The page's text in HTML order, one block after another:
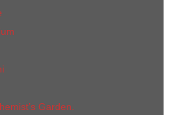
Garden.